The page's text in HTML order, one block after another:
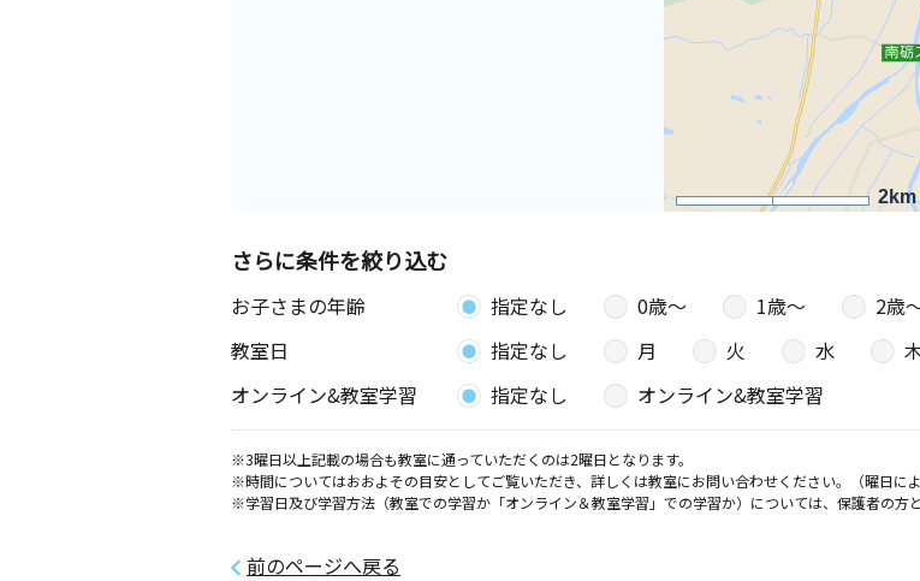
2km
さらに条件を絞り込む
お子さまの年齢 指定なし 0歳〜 1歳〜 2歳
教室日
指定なし 月 火 水
オンライン&教室学習
指定なし オンライン&教室学習
※3曜日以上記載の場合も教室に通っていただくのは2曜日となります。
※時間についてはおおよその目安としてご覧いただき、詳しくは教室にお問い合わせください。（曜日に
※学習日及び学習方法（教室での学習か「オンライン＆教室学習」での学習か）については、保護者の方
前のページへ戻る